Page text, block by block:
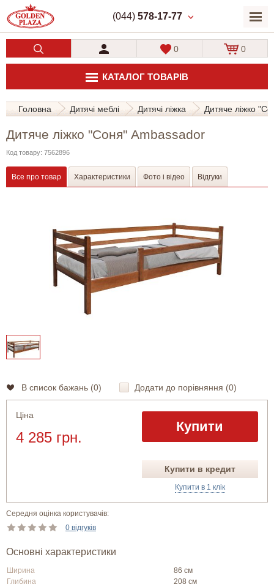
(044) 578-17-77
КАТАЛОГ ТОВАРІВ
0 0
Головна Дитячі меблі Дитячі ліжка Дитяче ліжко
Дитяче ліжко "Соня" Ambassador
Код товару: 7562896
Все про товар Характеристики Фото і відео Відгуки
В список бажань (0) Додати до порівняння (0)
Ціна
4 285 грн.
Купити
Купити в кредит
Купити в 1 клік
Середня оцінка користувачів:
0 відгуків
Основні характеристики
Ширина
86 см
Глибина
208 см